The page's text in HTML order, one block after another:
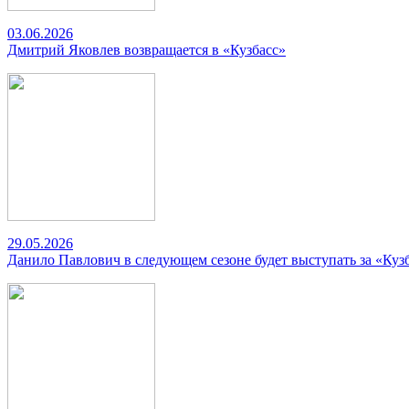
03.06.2026
Дмитрий Яковлев возвращается в «Кузбасс»
29.05.2026
Данило Павлович в следующем сезоне будет выступать за